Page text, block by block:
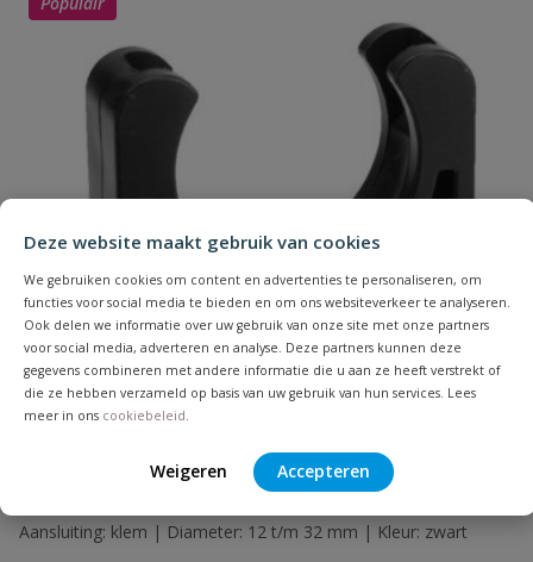
Deze website maakt gebruik van cookies
We gebruiken cookies om content en advertenties te personaliseren, om
functies voor social media te bieden en om ons websiteverkeer te analyseren.
Ook delen we informatie over uw gebruik van onze site met onze partners
voor social media, adverteren en analyse. Deze partners kunnen deze
gegevens combineren met andere informatie die u aan ze heeft verstrekt of
die ze hebben verzameld op basis van uw gebruik van hun services. Lees
meer in ons cookiebeleid.
Weigeren Accepteren
Beoordeling
Beoordeling versturen
Aansluiting: klem | Diameter: 12 t/m 32 mm | Kleur: zwart